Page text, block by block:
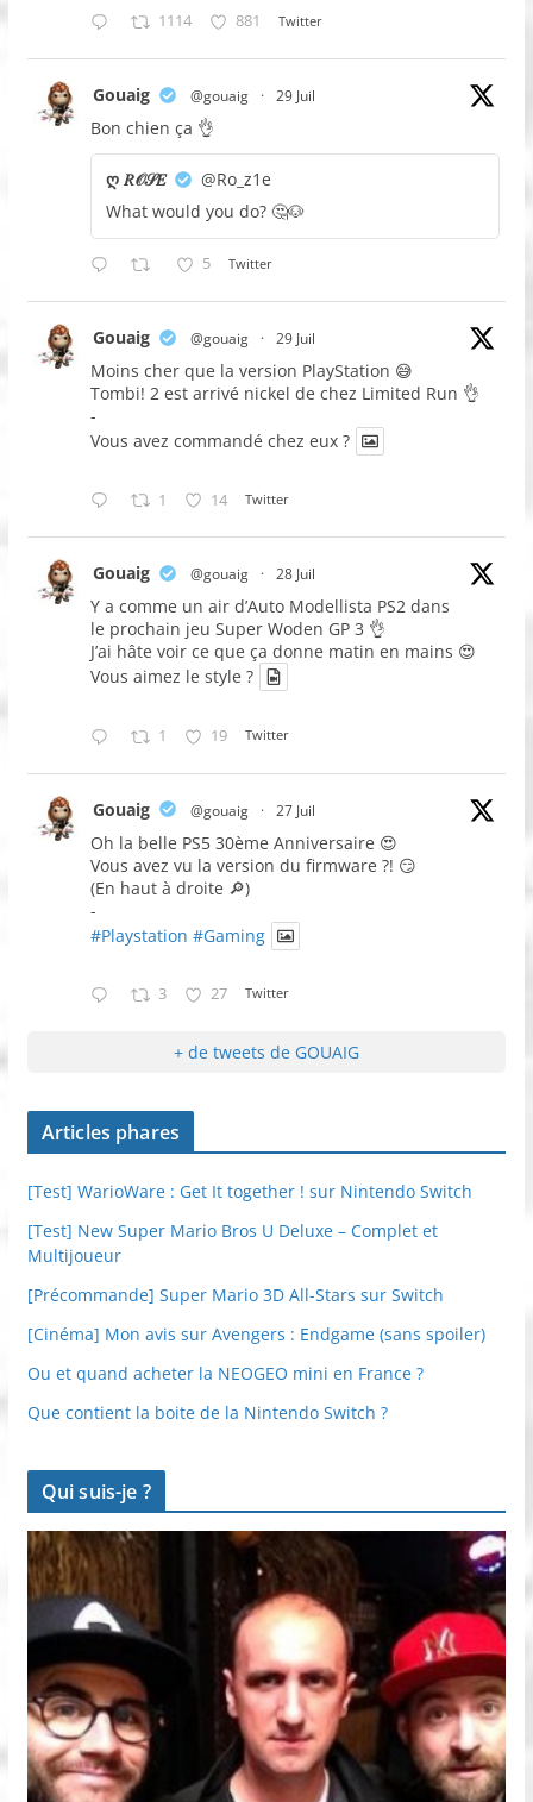
1114 881 Twitter
Gouaig @gouaig · 29 Juil
Bon chien ça 👌
ღ 𝑅𝒪𝒮𝐸
@Ro_z1e
What would you do? 🤔🐶
5 Twitter
Gouaig @gouaig · 29 Juil
Moins cher que la version PlayStation 😅
Tombi! 2 est arrivé nickel de chez Limited Run 👌
-
Vous avez commandé chez eux ?
1 14 Twitter
Gouaig @gouaig · 28 Juil
Y a comme un air d’Auto Modellista PS2 dans
le prochain jeu Super Woden GP 3 👌
J’ai hâte voir ce que ça donne matin en mains 😍
Vous aimez le style ?
1 19 Twitter
Gouaig @gouaig · 27 Juil
Oh la belle PS5 30ème Anniversaire 😍
Vous avez vu la version du firmware ?! 😏
(En haut à droite 🔎)
-
#Playstation #Gaming
3 27 Twitter
+ de tweets de GOUAIG
Articles phares
[Test] WarioWare : Get It together ! sur Nintendo Switch
[Test] New Super Mario Bros U Deluxe – Complet et
Multijoueur
[Précommande] Super Mario 3D All-Stars sur Switch
[Cinéma] Mon avis sur Avengers : Endgame (sans spoiler)
Ou et quand acheter la NEOGEO mini en France ?
Que contient la boite de la Nintendo Switch ?
Qui suis-je ?